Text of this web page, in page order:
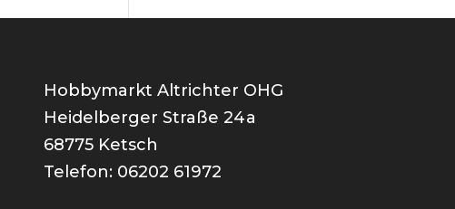
Hobbymarkt Altrichter OHG
Heidelberger Straße 24a
68775 Ketsch
Telefon: 06202 61972